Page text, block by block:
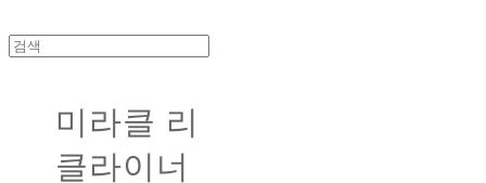
미라클 리
클라이너